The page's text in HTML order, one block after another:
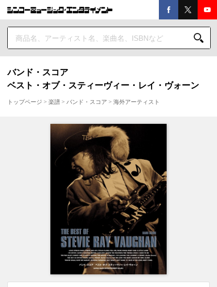
バンド・スコア
ベスト・オブ・スティーヴィー・レイ・ヴォーン
トップページ > 楽譜 > バンド・スコア > 海外アーティスト